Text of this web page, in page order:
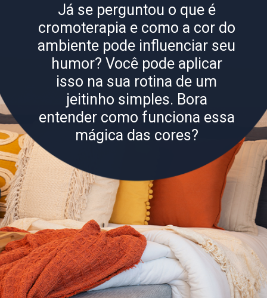
Já se perguntou o que é
cromoterapia e como a cor do
ambiente pode influenciar seu
humor? Você pode aplicar
isso na sua rotina de um
jeitinho simples. Bora
entender como funciona essa
mágica das cores?